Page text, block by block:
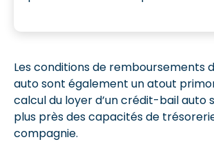
Les conditions de remboursements
auto sont également un atout
calcul du loyer d’un crédit-bail auto
plus près des capacités de
compagnie.